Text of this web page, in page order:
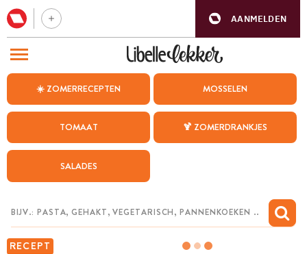
AANMELDEN
☀️ ZOMERRECEPTEN MOSSELEN
TOMAAT 🍹 ZOMERDRANKJES
SALADES
RECEPT
BEZOEK ONZE ANDERE WEBSITES
WEEKMENU
CHAT MET MAIA
MIJN BEWAARDE RECEPTEN